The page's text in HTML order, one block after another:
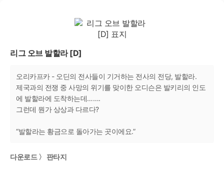
리그 오브 발할라 [D]
오리카프카 - 오딘의 전사들이 기거하는 전사의 전당, 발할라.
제국과의 전쟁 중 사망의 위기를 맞이한 오디슨은 발키리의 인도
에 발할라에 도착하는데…….
그런데 뭔가 상상과 다르다?
“발할라는 황금으로 돌아가는 곳이에요.”
다운로드 〉 판타지